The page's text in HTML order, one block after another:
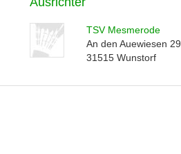
TSV Mesmerode
An den Auewiesen 29
31515 Wunstorf